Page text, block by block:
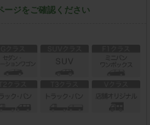
ージをご確認ください